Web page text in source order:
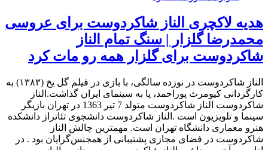
هدیه لاکچری الناز شاکردوست برای عروسی
محمدرضا گلزار | سنگ تمام الناز
شاکردوست برای گلزار همه رو مات کرد
الناز شاکردوست در نوزده سالگی، با بازی در فیلم گل یخ (۱۳۸۳) به
کارگردانی کیومرث پوراحمد، پا به سینمای ایران گذاشت.الناز
شاکردوست الناز شاکردوست متولد 7 تیر 1363 در تهران بازیگر
سینما و تلویزیون است .الناز شاکردوست دانشجوی تئاتراز دانشکده
هنرو معماری دانشگاه تهران است. مهمترین چالش الناز
شاکردوست در فضای مجازی پشتیبانی از همجنس‌گرایان بود . در